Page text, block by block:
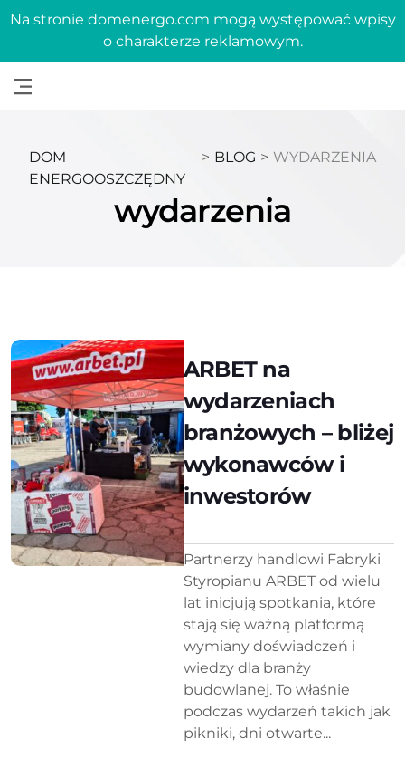
Na stronie domenergo.com mogą występować wpisy
o charakterze reklamowym.
DOM
ENERGOOSZCZĘDNY
> BLOG > WYDARZENIA
wydarzenia
ARBET na
wydarzeniach
branżowych – bliżej
wykonawców i
inwestorów
Partnerzy handlowi Fabryki
Styropianu ARBET od wielu
lat inicjują spotkania, które
stają się ważną platformą
wymiany doświadczeń i
wiedzy dla branży
budowlanej. To właśnie
podczas wydarzeń takich jak
pikniki, dni otwarte...